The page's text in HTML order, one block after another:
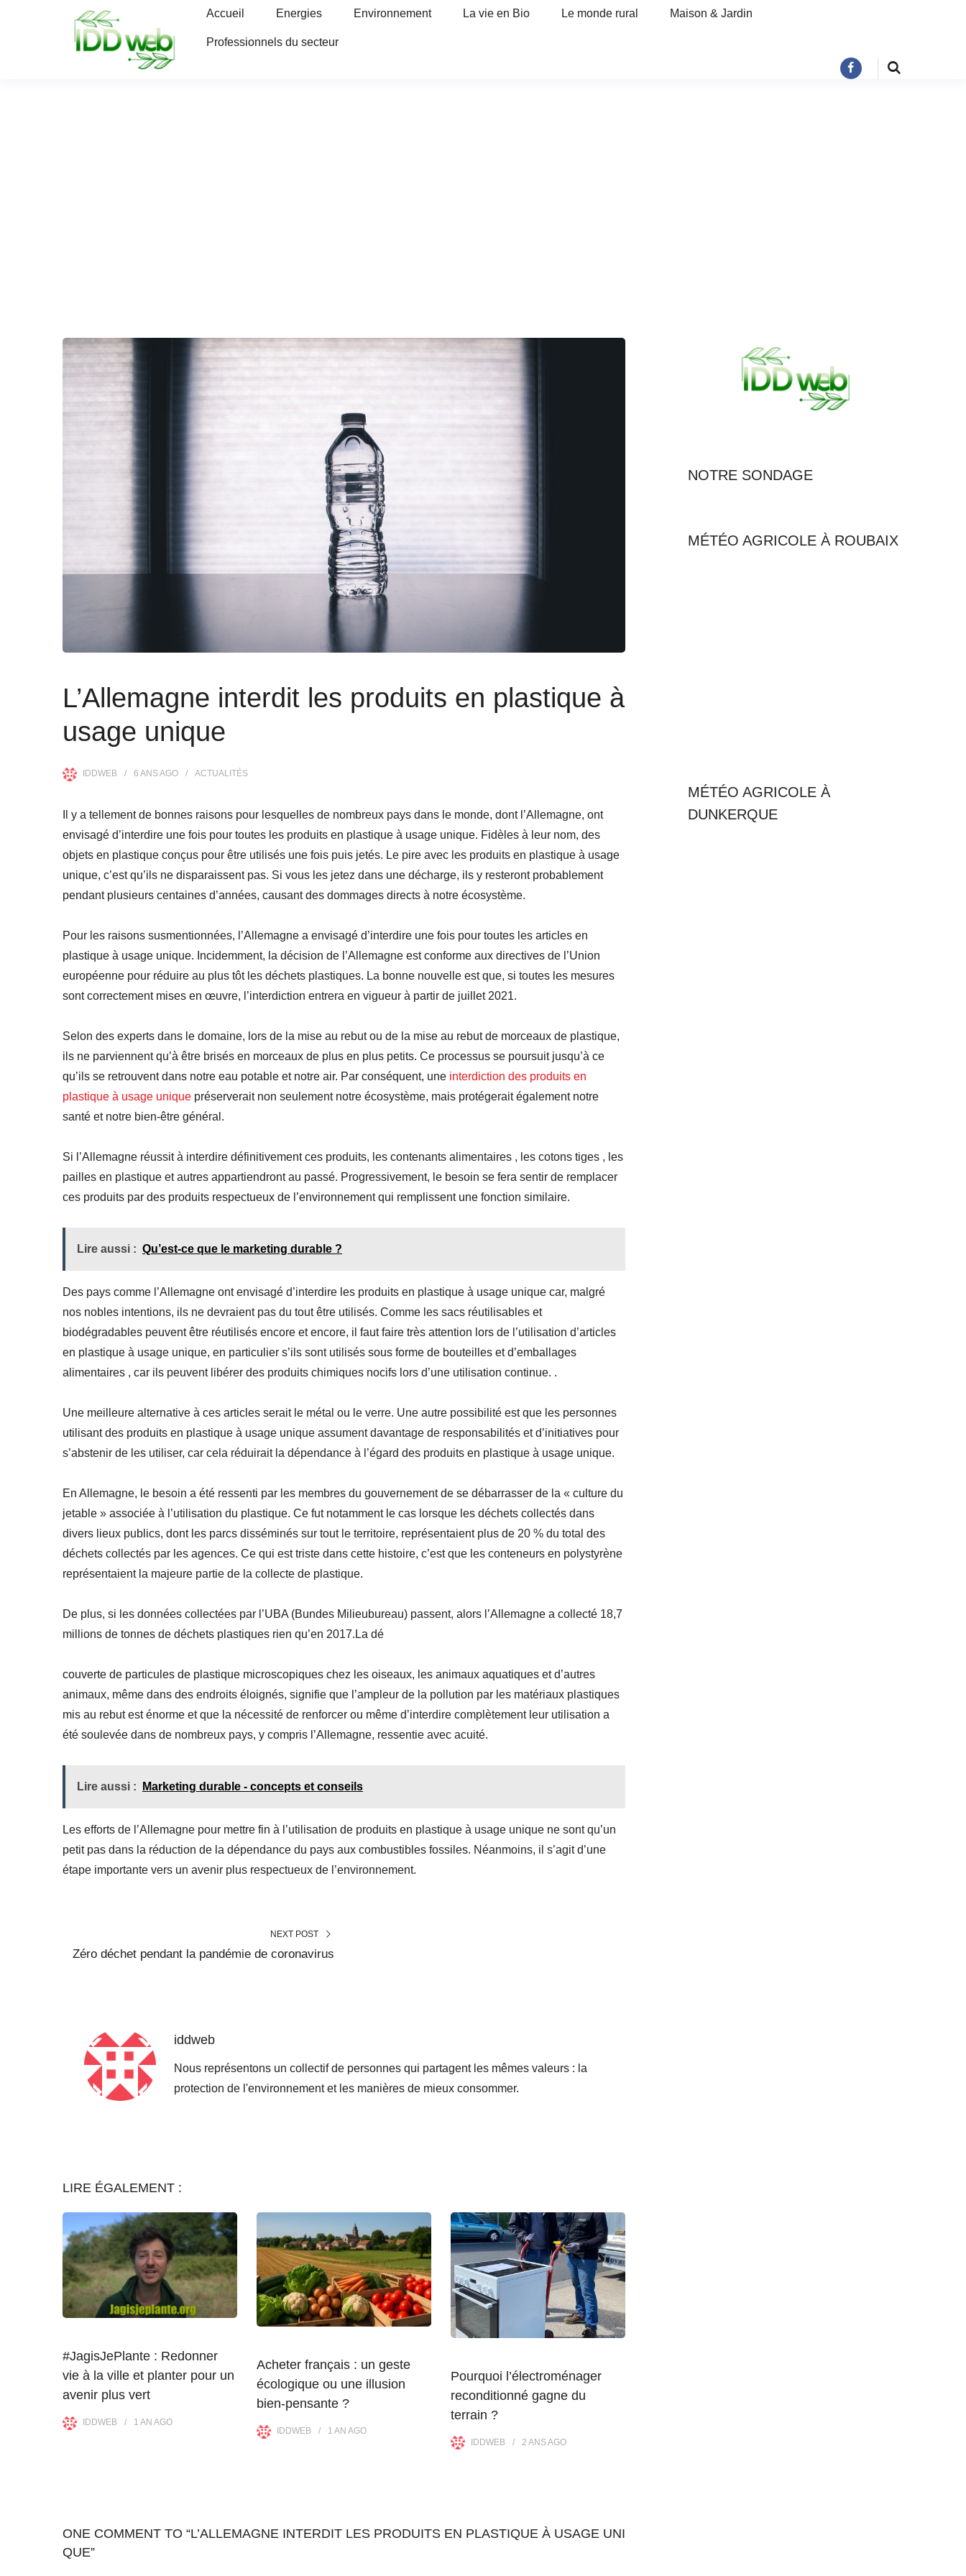
Accueil Energies Environnement La vie en Bio Le monde rural Maison & Jardin
Professionnels du secteur
L’Allemagne interdit les produits en plastique à
usage unique
IDDWEB 6 ANSAGO ACTUALITÉS
Il y a tellement de bonnes raisons pour lesquelles de nombreux pays dans le monde, dont l’Allemagne, ont
envisagé d’interdire une fois pour toutes les produits en plastique à usage unique. Fidèles à leur nom, des
objets en plastique conçus pour être utilisés une fois puis jetés. Le pire avec les produits en plastique à usage
unique, c’est qu’ils ne disparaissent pas. Si vous les jetez dans une décharge, ils y resteront probablement
pendant plusieurs centaines d’années, causant des dommages directs à notre écosystème.
Pour les raisons susmentionnées, l’Allemagne a envisagé d’interdire une fois pour toutes les articles en
plastique à usage unique. Incidemment, la décision de l’Allemagne est conforme aux directives de l’Union
européenne pour réduire au plus tôt les déchets plastiques. La bonne nouvelle est que, si toutes les mesures
sont correctement mises en œuvre, l’interdiction entrera en vigueur à partir de juillet 2021.
Selon des experts dans le domaine, lors de la mise au rebut ou de la mise au rebut de morceaux de plastique,
ils ne parviennent qu’à être brisés en morceaux de plus en plus petits. Ce processus se poursuit jusqu’à ce
qu’ils se retrouvent dans notre eau potable et notre air. Par conséquent, une interdiction des produits en
plastique à usage unique préserverait non seulement notre écosystème, mais protégerait également notre
santé et notre bien-être général.
Si l’Allemagne réussit à interdire définitivement ces produits, les contenants alimentaires , les cotons tiges , les
pailles en plastique et autres appartiendront au passé. Progressivement, le besoin se fera sentir de remplacer
ces produits par des produits respectueux de l’environnement qui remplissent une fonction similaire.
Lire aussi : Qu’est-ce que le marketing durable ?
Des pays comme l’Allemagne ont envisagé d’interdire les produits en plastique à usage unique car, malgré
nos nobles intentions, ils ne devraient pas du tout être utilisés. Comme les sacs réutilisables et
biodégradables peuvent être réutilisés encore et encore, il faut faire très attention lors de l’utilisation d’articles
en plastique à usage unique, en particulier s’ils sont utilisés sous forme de bouteilles et d’emballages
alimentaires , car ils peuvent libérer des produits chimiques nocifs lors d’une utilisation continue. .
Une meilleure alternative à ces articles serait le métal ou le verre. Une autre possibilité est que les personnes
utilisant des produits en plastique à usage unique assument davantage de responsabilités et d’initiatives pour
s’abstenir de les utiliser, car cela réduirait la dépendance à l’égard des produits en plastique à usage unique.
En Allemagne, le besoin a été ressenti par les membres du gouvernement de se débarrasser de la « culture du
jetable » associée à l’utilisation du plastique. Ce fut notamment le cas lorsque les déchets collectés dans
divers lieux publics, dont les parcs disséminés sur tout le territoire, représentaient plus de 20 % du total des
déchets collectés par les agences. Ce qui est triste dans cette histoire, c’est que les conteneurs en polystyrène
représentaient la majeure partie de la collecte de plastique.
De plus, si les données collectées par l’UBA (Bundes Milieubureau) passent, alors l’Allemagne a collecté 18,7
millions de tonnes de déchets plastiques rien qu’en 2017.La dé
couverte de particules de plastique microscopiques chez les oiseaux, les animaux aquatiques et d’autres
animaux, même dans des endroits éloignés, signifie que l’ampleur de la pollution par les matériaux plastiques
mis au rebut est énorme et que la nécessité de renforcer ou même d’interdire complètement leur utilisation a
été soulevée dans de nombreux pays, y compris l’Allemagne, ressentie avec acuité.
Lire aussi : Marketing durable - concepts et conseils
Les efforts de l’Allemagne pour mettre fin à l’utilisation de produits en plastique à usage unique ne sont qu’un
petit pas dans la réduction de la dépendance du pays aux combustibles fossiles. Néanmoins, il s’agit d’une
étape importante vers un avenir plus respectueux de l’environnement.
NEXT POST
Zéro déchet pendant la pandémie de coronavirus
iddweb
Nous représentons un collectif de personnes qui partagent les mêmes valeurs : la
protection de l'environnement et les manières de mieux consommer.
LIRE ÉGALEMENT :
#JagisJePlante : Redonner
vie à la ville et planter pour un
avenir plus vert
IDDWEB 1 AN AGO
Acheter français : un geste
écologique ou une illusion
bien-pensante ?
IDDWEB 1 AN AGO
Pourquoi l’électroménager
reconditionné gagne du
terrain ?
IDDWEB 2 ANSAGO
ONE COMMENT TO “L’ALLEMAGNE INTERDIT LES PRODUITS EN PLASTIQUE À USAGE UNI
QUE”
NOTRE SONDAGE
MÉTÉO AGRICOLE À ROUBAIX
MÉTÉO AGRICOLE À
DUNKERQUE